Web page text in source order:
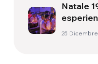
Natale
religioni
25